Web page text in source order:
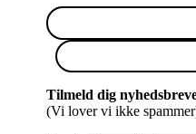
Tilmeld dig
(Vi lover vi ikke